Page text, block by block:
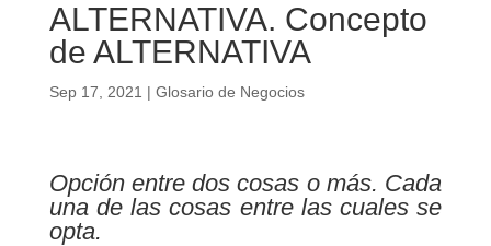
ALTERNATIVA. Concepto
de ALTERNATIVA
Sep 17, 2021 | Glosario de Negocios
Opción entre dos cosas o más. Cada
una de las cosas entre las cuales se
opta.